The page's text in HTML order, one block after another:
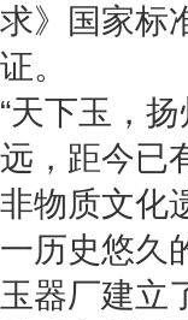
求》国家标
证。
“天下玉，
远，距今已
非物质文化
一历史悠久
玉器厂建立